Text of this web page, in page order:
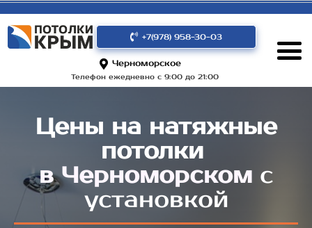
+7(978) 958-30-03
Черноморское
Телефон ежедневно с 9:00 до 21:00
Цены на натяжные
потолки
в Черноморскомс
установкой